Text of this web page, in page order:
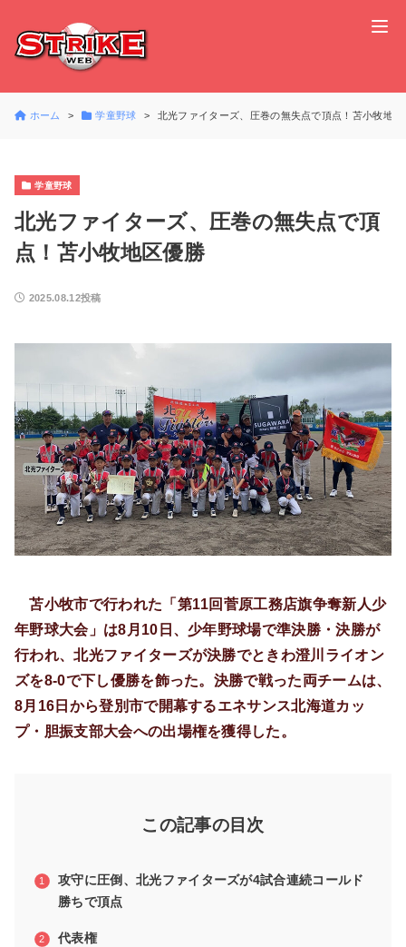
ホーム 学童野球 北光ファイターズ、圧巻の無失点で頂点！苫小牧地区
学童野球
北光ファイターズ、圧巻の無失点で頂
点！苫小牧地区優勝
2025.08.12投稿
苫小牧市で行われた「第11回菅原工務店旗争奪新人少
年野球大会」は8月10日、少年野球場で準決勝・決勝が
行われ、北光ファイターズが決勝でときわ澄川ライオン
ズを8-0で下し優勝を飾った。決勝で戦った両チームは、
8月16日から登別市で開幕するエネサンス北海道カッ
プ・胆振支部大会への出場権を獲得した。
この記事の目次
攻守に圧倒、北光ファイターズが4試合連続コールド
勝ちで頂点
代表権